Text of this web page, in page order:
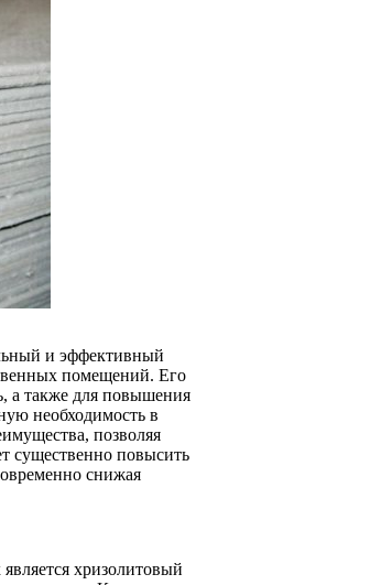
и эффективный
помещений. Его
а также для повышения
необходимость в
позволяя
существенно повысить
снижая
хризолитовый